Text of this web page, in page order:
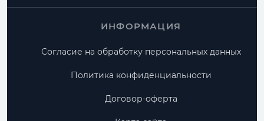
ИНФОРМАЦИЯ
Согласие на обработку персональных данных
Политика конфиденциальности
Договор-оферта